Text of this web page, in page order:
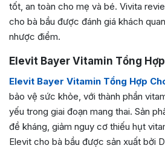
tốt, an toàn cho mẹ và bé. Vivita
cho bà bầu được đánh giá khách
nhược điểm.
Elevit Bayer Vitamin Tổng
Elevit Bayer Vitamin Tổng Hợp
bảo vệ sức khỏe, với thành phần
yếu trong giai đoạn mang thai. Sản
đề kháng, giảm nguy cơ thiếu hụt
Elevit cho bà bầu được sản xuất bởi